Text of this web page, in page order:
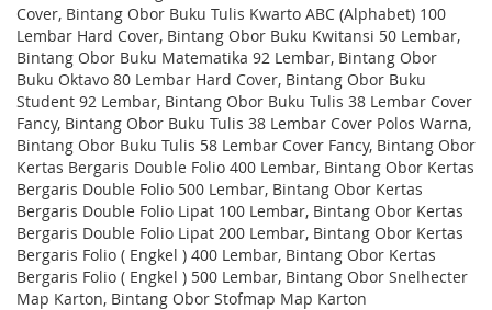
Cover, Bintang Obor Buku Tulis Kwarto ABC (Alphabet) 100
Lembar Hard Cover, Bintang Obor Buku Kwitansi 50 Lembar,
Bintang Obor Buku Matematika 92 Lembar, Bintang Obor
Buku Oktavo 80 Lembar Hard Cover, Bintang Obor Buku
Student 92 Lembar, Bintang Obor Buku Tulis 38 Lembar Cover
Fancy, Bintang Obor Buku Tulis 38 Lembar Cover Polos Warna,
Bintang Obor Buku Tulis 58 Lembar Cover Fancy, Bintang Obor
Kertas Bergaris Double Folio 400 Lembar, Bintang Obor Kertas
Bergaris Double Folio 500 Lembar, Bintang Obor Kertas
Bergaris Double Folio Lipat 100 Lembar, Bintang Obor Kertas
Bergaris Double Folio Lipat 200 Lembar, Bintang Obor Kertas
Bergaris Folio ( Engkel ) 400 Lembar, Bintang Obor Kertas
Bergaris Folio ( Engkel ) 500 Lembar, Bintang Obor Snelhecter
Map Karton, Bintang Obor Stofmap Map Karton